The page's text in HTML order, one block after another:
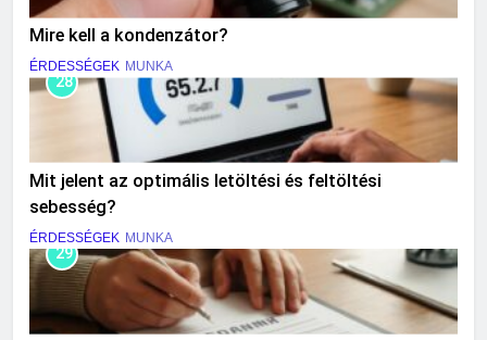
Mire kell a kondenzátor?
ÉRDESSÉGEK MUNKA
28
Mit jelent az optimális letöltési és feltöltési
sebesség?
ÉRDESSÉGEK MUNKA
29